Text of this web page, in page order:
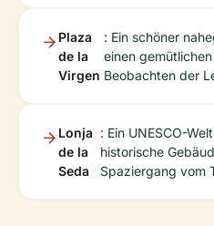
Plaza
de la
Virgen
: Ein schöner
einen
Beobachten der
Lonja
de la
Seda
: Ein UNESCO-
historische
Spaziergang vom